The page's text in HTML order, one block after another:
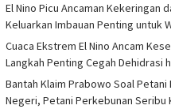
El Nino Picu Ancaman Kekeringan
Keluarkan Imbauan Penting untuk
Cuaca Ekstrem El Nino Ancam
Langkah Penting Cegah Dehidrasi
Bantah Klaim Prabowo Soal
Negeri, Petani Perkebunan Seribu